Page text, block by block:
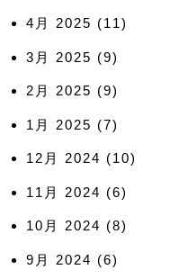
4月 2025 (11)
3月 2025 (9)
2月 2025 (9)
1月 2025 (7)
12月 2024 (10)
11月 2024 (6)
10月 2024 (8)
9月 2024 (6)